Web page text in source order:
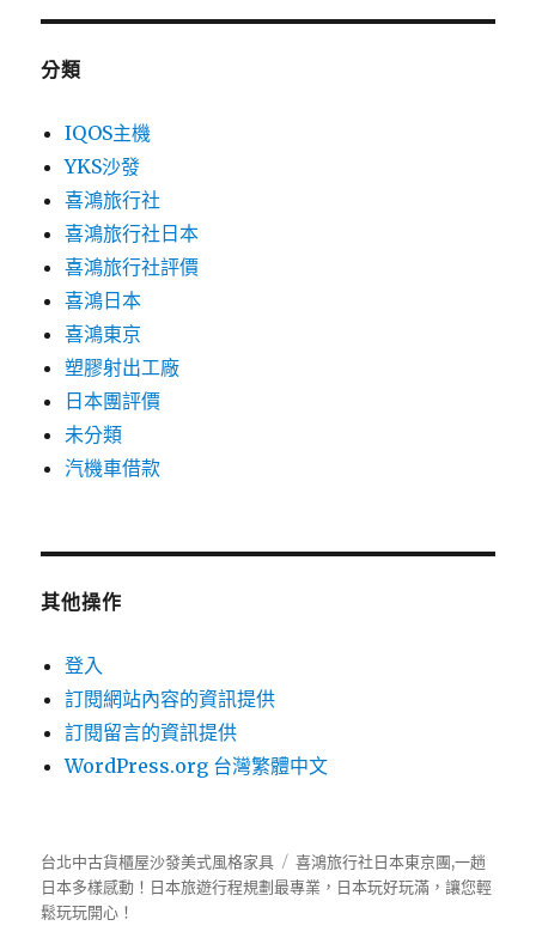
分類
IQOS主機
YKS沙發
喜鴻旅行社
喜鴻旅行社日本
喜鴻旅行社評價
喜鴻日本
喜鴻東京
塑膠射出工廠
日本團評價
未分類
汽機車借款
其他操作
登入
訂閱網站內容的資訊提供
訂閱留言的資訊提供
WordPress.org 台灣繁體中文
台北中古貨櫃屋沙發美式風格家具 喜鴻旅行社日本東京團,一趟
日本多樣感動！日本旅遊行程規劃最專業，日本玩好玩滿，讓您輕
鬆玩玩開心！